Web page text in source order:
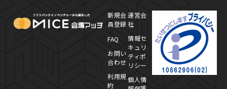
MICE Platform
新規会
員登録
FAQ
お問い
合わせ
利用規
約
運営会
社
情報セ
キュリ
ティポ
リシー
個人情